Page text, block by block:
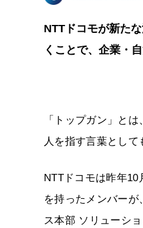
NTTドコモが新た
くことで、企業・
「トップガン」と
人を指す言葉として
NTTドコモは昨年
を持ったメンバー
ス本部 ソリューシ